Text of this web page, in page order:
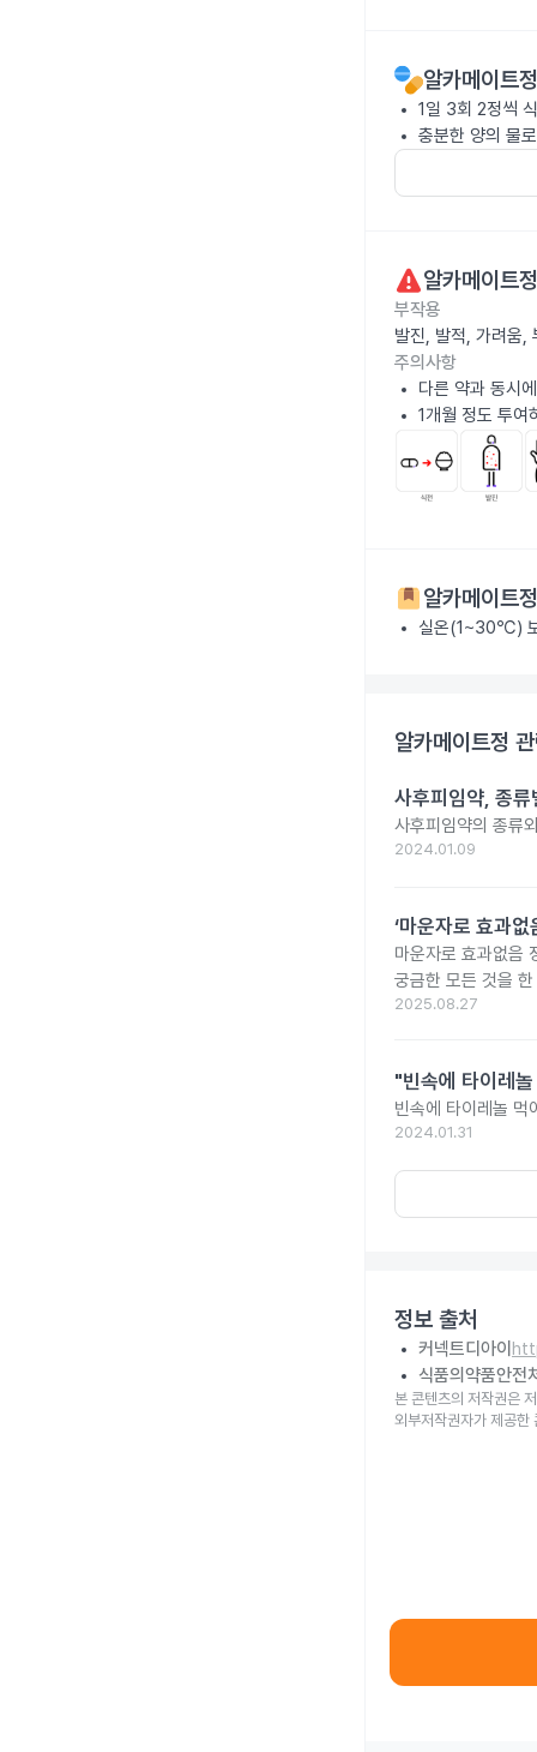
알카메이트정
1일 3회 2정씩
충분한 양의 물
알카메이트정
부작용
발진, 발적, 가려움,
주의사항
다른 약과 동시
1개월 정도 투여
알카메이트정
실온(1~30℃)
알카메이트정
사후피임약, 종
사후피임약의 종류
2024.01.09
‘마운자로 효과
마운자로 효과없음
궁금한 모든 것을
2025.08.27
"빈속에 타이레
빈속에 타이레놀 먹
2024.01.31
정보 출처
커넥트디아이
식품의약품안전
본 콘텐츠의 저작권은
외부저작권자가 제공한